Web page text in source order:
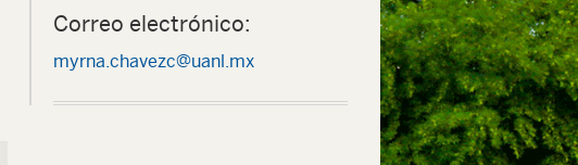
Correo electrónico:
myrna.chavezc@uanl.mx